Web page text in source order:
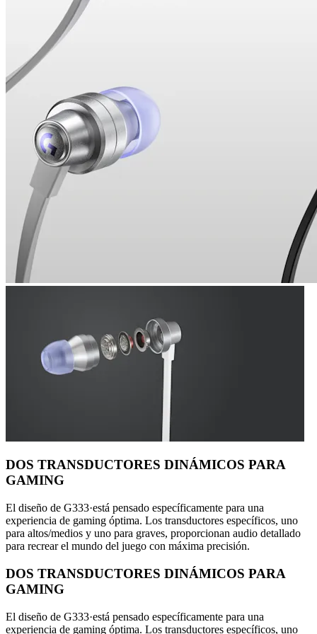
DOS TRANSDUCTORES DINÁMICOS PARA
GAMING
El diseño de G333·está pensado específicamente para una
experiencia de gaming óptima. Los transductores específicos, uno
para altos/medios y uno para graves, proporcionan audio detallado
para recrear el mundo del juego con máxima precisión.
DOS TRANSDUCTORES DINÁMICOS PARA
GAMING
El diseño de G333·está pensado específicamente para una
experiencia de gaming óptima. Los transductores específicos, uno